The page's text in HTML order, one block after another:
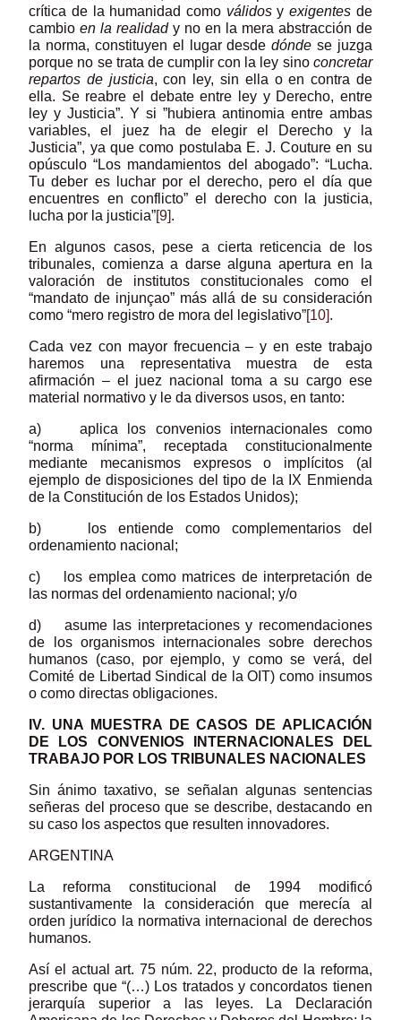
crítica de la humanidad como válidosyexigentes de
cambioen la realidady no en la mera abstracción de
la norma, constituyen el lugar desdedónde se juzga
porque no se trata de cumplir con la ley sino concretar
repartos de justicia, con ley, sin ella o en contra de
ella. Se reabre el debate entre ley y Derecho, entre
ley y Justicia”. Y si ”hubiera antinomia entre ambas
variables, el juez ha de elegir el Derecho y la
Justicia”, ya que como postulaba E. J. Couture en su
opúsculo “Los mandamientos del abogado”: “Lucha.
Tu deber es luchar por el derecho, pero el día que
encuentres en conflicto” el derecho con la justicia,
lucha por la justicia”[9].
En algunos casos, pese a cierta reticencia de los
tribunales, comienza a darse alguna apertura en la
valoración de institutos constitucionales como el
“mandato de injunçao” más allá de su consideración
como “mero registro de mora del legislativo”[10].
Cada vez con mayor frecuencia – y en este trabajo
haremos una representativa muestra de esta
afirmación – el juez nacional toma a su cargo ese
material normativo y le da diversos usos, en tanto:
a) aplica los convenios internacionales como
“norma mínima”, receptada constitucionalmente
mediante mecanismos expresos o implícitos (al
ejemplo de disposiciones del tipo de la IX Enmienda
de la Constitución de los Estados Unidos);
b) los entiende como complementarios del
ordenamiento nacional;
c) los emplea como matrices de interpretación de
las normas del ordenamiento nacional; y/o
d) asume las interpretaciones y recomendaciones
de los organismos internacionales sobre derechos
humanos (caso, por ejemplo, y como se verá, del
Comité de Libertad Sindical de la OIT) como insumos
o como directas obligaciones.
IV. UNA MUESTRA DE CASOS DE APLICACIÓN
DE LOS CONVENIOS INTERNACIONALES DEL
TRABAJO POR LOS TRIBUNALES NACIONALES
Sin ánimo taxativo, se señalan algunas sentencias
señeras del proceso que se describe, destacando en
su caso los aspectos que resulten innovadores.
ARGENTINA
La reforma constitucional de 1994 modificó
sustantivamente la consideración que merecía al
orden jurídico la normativa internacional de derechos
humanos.
Así el actual art. 75 núm. 22, producto de la reforma,
prescribe que “(…) Los tratados y concordatos tienen
jerarquía superior a las leyes. La Declaración